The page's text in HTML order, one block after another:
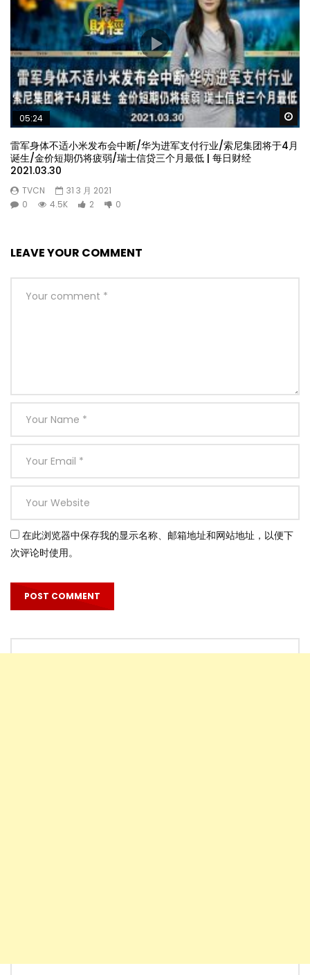
05:24
雷军身体不适小米发布会中断/华为进军支付行业/索尼集团将于4月
诞生/金价短期仍将疲弱/瑞士信贷三个月最低 | 每日财经
2021.03.30
TVCN
31 3 月 2021
0
4.5K 2 0
LEAVE YOUR COMMENT
在此浏览器中保存我的显示名称、邮箱地址和网站地址，以便下
次评论时使用。